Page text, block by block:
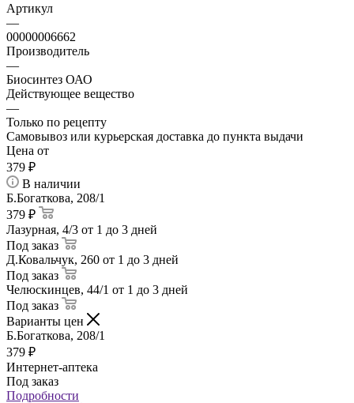
Артикул
—
00000006662
Производитель
—
Биосинтез ОАО
Действующее вещество
—
Только по рецепту
Самовывоз или курьерская доставка до пункта выдачи
Цена от
379 ₽
В наличии
Б.Богаткова, 208/1
379 ₽
Лазурная, 4/3 от 1 до 3 дней
Под заказ
Д.Ковальчук, 260 от 1 до 3 дней
Под заказ
Челюскинцев, 44/1 от 1 до 3 дней
Под заказ
Варианты цен
Б.Богаткова, 208/1
379 ₽
Интернет-аптека
Под заказ
Подробности